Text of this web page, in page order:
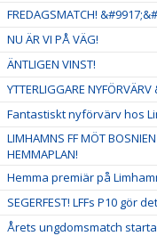
FREDAGSMATCH!
NU ÄR VI PÅ VÄG!
ÄNTLIGEN VINST!
YTTERLIGGARE
Fantastiskt nyförvärv hos
LIMHAMNS FF MÖT
HEMMAPLAN!
Hemma premiär på
SEGERFEST! LFFs P10 gör
Årets ungdomsmatch